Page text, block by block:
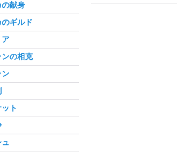
の献身
ギルド
ア
ンの相克
ン
ト
ュ